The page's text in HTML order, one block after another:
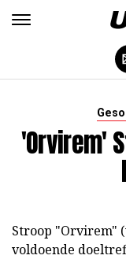
'Orvirem'
Stroop "Orvirem"
voldoende